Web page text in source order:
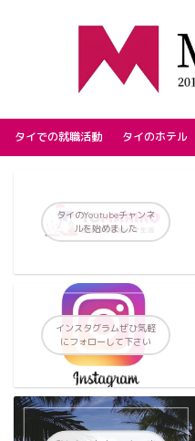
タイでの就職活動 タイのホテル
タイのYoutubeチャンネ
ルを始めました
インスタグラムぜひ気軽
にフォローして下さい